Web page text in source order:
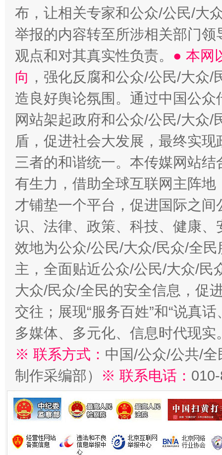
布，让相关专家和公众/公民/大
举报的内容转至所涉相关部门
观点和对其真实性负责。 ● 本网
向 ，强化反腐和公众/公民/大众
造良好舆论氛围。通过中国公
网站架起政府和公众/公民/大众
盾，促进社会大发展，最终实
三者的和谐统一。本传媒网站
有生力，借助全球互联网主阵
才铺垫一个平台，促进国际之
识、法律、政策、科技、健康
效地为公众/公民/大众/民众/全
主，全面贴近公众/公民/大众/民
大众/民众/全民的安全信息，促
交往；展现“服务百姓”和“说真
多媒体、多元化、信息时代现实
※ 联系方式： 中国/公众/公共/
制作采编部）
※ 联系电话：